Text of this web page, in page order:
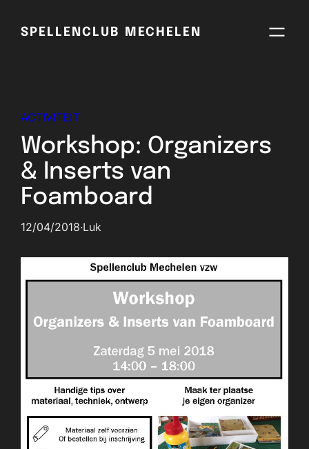
SPELLENCLUB MECHELEN
ACTIVITEIT
Workshop: Organizers
& Inserts van
Foamboard
12/04/2018·Luk